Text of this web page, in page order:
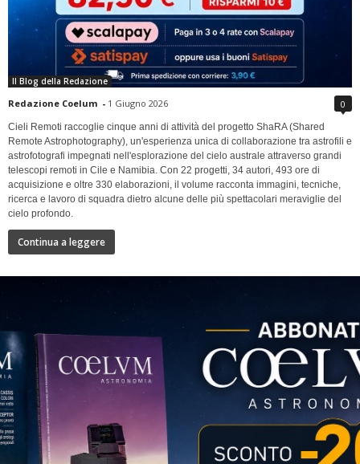
Il Blog della Redazione
Redazione Coelum - 1 Giugno 2026 0
Cieli Remoti raccoglie cinque anni di attività del progetto ShaRA (Shared
Remote Astrophotography), un'esperienza unica di collaborazione tra astrofili e
astrofotografi impegnati nell'esplorazione del cielo australe attraverso grandi
telescopi remoti in Cile e Namibia. Con 22 progetti, 34 autori, 493 ore di
acquisizione e oltre 330 elaborazioni, il volume racconta immagini, tecniche,
ricerca e lavoro di squadra dietro alcune delle più spettacolari meraviglie del
cielo profondo.
Continua a leggere